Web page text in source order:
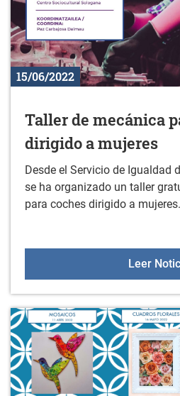
15/06/2022
Taller de mecánica
dirigido a mujeres
Desde el Servicio de Igualdad
se ha organizado un taller
para coches dirigido a mujeres.
Leer